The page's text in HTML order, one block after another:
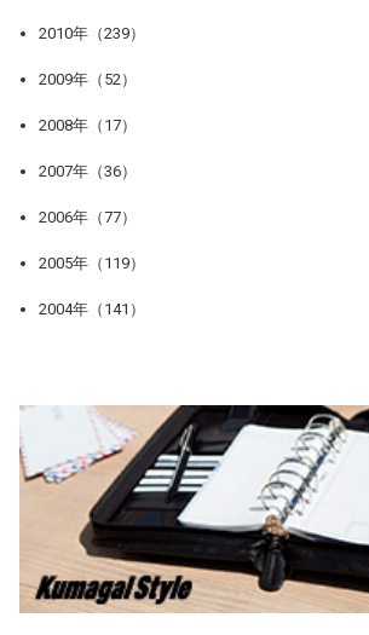
2010年（239）
2009年（52）
2008年（17）
2007年（36）
2006年（77）
2005年（119）
2004年（141）